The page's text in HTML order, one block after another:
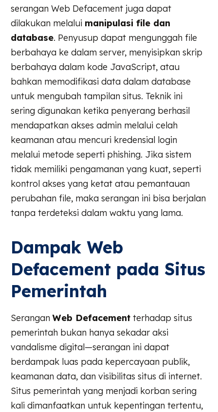
serangan Web Defacement juga dapat
dilakukan melalui manipulasi file dan
database. Penyusup dapat mengunggah file
berbahaya ke dalam server, menyisipkan skrip
berbahaya dalam kode JavaScript, atau
bahkan memodifikasi data dalam database
untuk mengubah tampilan situs. Teknik ini
sering digunakan ketika penyerang berhasil
mendapatkan akses admin melalui celah
keamanan atau mencuri kredensial login
melalui metode seperti phishing. Jika sistem
tidak memiliki pengamanan yang kuat, seperti
kontrol akses yang ketat atau pemantauan
perubahan file, maka serangan ini bisa berjalan
tanpa terdeteksi dalam waktu yang lama.
Dampak Web
Defacement pada Situs
Pemerintah
SeranganWeb Defacement terhadap situs
pemerintah bukan hanya sekadar aksi
vandalisme digital—serangan ini dapat
berdampak luas pada kepercayaan publik,
keamanan data, dan visibilitas situs di internet.
Situs pemerintah yang menjadi korban sering
kali dimanfaatkan untuk kepentingan tertentu,